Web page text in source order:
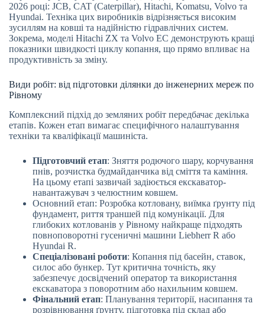
2026 році: JCB, CAT (Caterpillar), Hitachi, Komatsu, Volvo та
Hyundai. Техніка цих виробників відрізняється високим
зусиллям на ковші та надійністю гідравлічних систем.
Зокрема, моделі Hitachi ZX та Volvo EC демонструють кращі
показники швидкості циклу копання, що прямо впливає на
продуктивність за зміну.
Види робіт: від підготовки ділянки до інженерних мереж по
Рівному
Комплексний підхід до земляних робіт передбачає декілька
етапів. Кожен етап вимагає специфічного налаштування
техніки та кваліфікації машиніста.
Підготовчий етап: Зняття родючого шару, корчування
пнів, розчистка будмайданчика від сміття та каміння.
На цьому етапі зазвичай задіюється екскаватор-
навантажувач з челюстним ковшем.
Основний етап: Розробка котловану, виїмка ґрунту під
фундамент, риття траншей під комунікації. Для
глибоких котлованів у Рівному найкраще підходять
повноповоротні гусеничні машини Liebherr R або
Hyundai R.
Спеціалізовані роботи: Копання під басейн, ставок,
силос або бункер. Тут критична точність, яку
забезпечує досвідчений оператор та використання
екскаватора з поворотним або нахильним ковшем.
Фінальний етап: Планування території, насипання та
розрівнювання ґрунту, підготовка під склад або